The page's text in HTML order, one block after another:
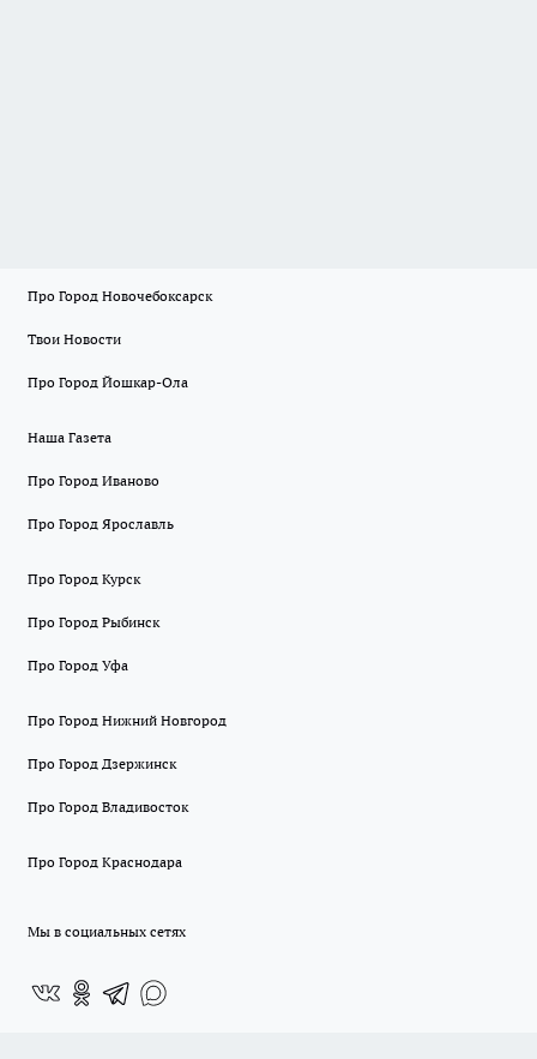
Про Город Новочебоксарск
Твои Новости
Про Город Йошкар-Ола
Наша Газета
Про Город Иваново
Про Город Ярославль
Про Город Курск
Про Город Рыбинск
Про Город Уфа
Про Город Нижний Новгород
Про Город Дзержинск
Про Город Владивосток
Про Город Краснодара
Мы в социальных сетях